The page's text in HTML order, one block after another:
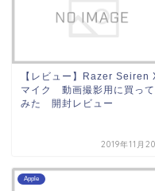
【レビュー】Razer Seiren
マイク 動画撮影用に買って
みた 開封レビュー
2019年11月
Apple